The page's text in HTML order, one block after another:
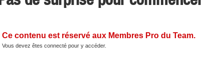
Ce contenu est réservé aux Membres Pro du Team.
Vous devez êtes connecté pour y accéder.